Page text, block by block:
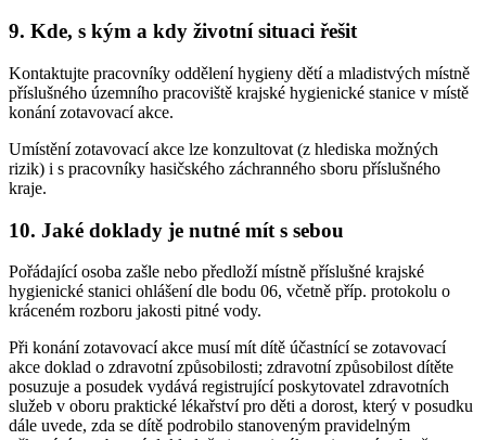
9. Kde, s kým a kdy životní situaci řešit
Kontaktujte pracovníky oddělení hygieny dětí a mladistvých místně
příslušného územního pracoviště krajské hygienické stanice v místě
konání zotavovací akce.
Umístění zotavovací akce lze konzultovat (z hlediska možných
rizik) i s pracovníky hasičského záchranného sboru příslušného
kraje.
10. Jaké doklady je nutné mít s sebou
Pořádající osoba zašle nebo předloží místně příslušné krajské
hygienické stanici ohlášení dle bodu 06, včetně příp. protokolu o
kráceném rozboru jakosti pitné vody.
Při konání zotavovací akce musí mít dítě účastnící se zotavovací
akce doklad o zdravotní způsobilosti; zdravotní způsobilost dítěte
posuzuje a posudek vydává registrující poskytovatel zdravotních
služeb v oboru praktické lékařství pro děti a dorost, který v posudku
dále uvede, zda se dítě podrobilo stanoveným pravidelným